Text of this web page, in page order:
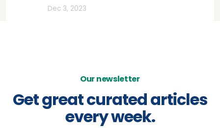
Dec 3, 2023
Our newsletter
Get great curated articles
every week.